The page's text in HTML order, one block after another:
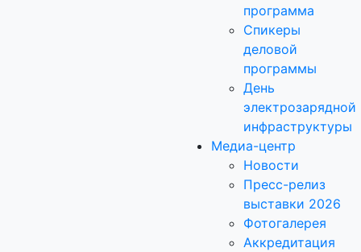
программа
Спикеры
деловой
программы
День
электрозарядной
инфраструктуры
Медиа-центр
Новости
Пресс-релиз
выставки 2026
Фотогалерея
Аккредитация